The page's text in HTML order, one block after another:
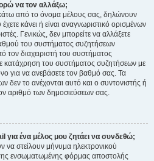
να τον αλλάξω;
κάτω από το όνομα μέλους σας, δηλώνουν
κάνει ή είναι αναγνωριστικό ορισμένων
Γενικώς, δεν μπορείτε να αλλάξετε
του συστήματος συζητήσεων
τον διαχειριστή του συστήματος
του συστήματος συζητήσεων με
για να ανεβάσετε τον βαθμό σας. Τα
δεν το ανέχονται αυτό και ο συντονιστής ή
αριθμό των δημοσιεύσεων σας.
ένα μέλος μου ζητάει να συνδεθώ;
στείλουν μήνυμα ηλεκτρονικού
ενσωματωμένης φόρμας αποστολής